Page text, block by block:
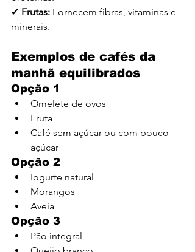
✔ Frutas: Fornecem fibras, vitaminas e
minerais.
Exemplos de cafés da
manhã equilibrados
Opção 1
Omelete de ovos
Fruta
Café sem açúcar ou com pouco
açúcar
Opção 2
Iogurte natural
Morangos
Aveia
Opção 3
Pão integral